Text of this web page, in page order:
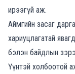
ирээгүй аж.
Аймгийн засаг
хариуцлагатай
бэлэн байдлын
Үүнтэй холбоотой